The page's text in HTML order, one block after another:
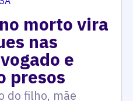
de
irá
na final
Quilo É